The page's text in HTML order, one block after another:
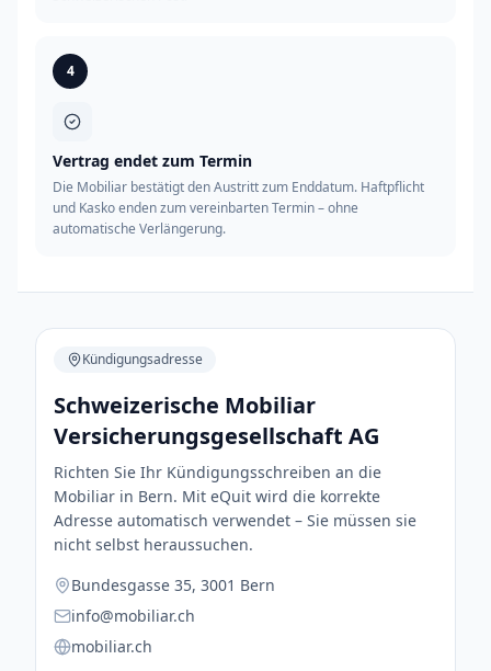
4
Vertrag endet zum Termin
Die Mobiliar bestätigt den Austritt zum Enddatum. Haftpflicht
und Kasko enden zum vereinbarten Termin – ohne
automatische Verlängerung.
Kündigungsadresse
Schweizerische Mobiliar
Versicherungsgesellschaft AG
Richten Sie Ihr Kündigungsschreiben an die
Mobiliar in Bern. Mit eQuit wird die korrekte
Adresse automatisch verwendet – Sie müssen sie
nicht selbst heraussuchen.
Bundesgasse 35, 3001 Bern
info@mobiliar.ch
mobiliar.ch